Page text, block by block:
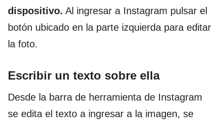
dispositivo. Al ingresar a Instagram pulsar el
botón ubicado en la parte izquierda para editar
la foto.
Escribir un texto sobre ella
Desde la barra de herramienta de Instagram
se edita el texto a ingresar a la imagen, se